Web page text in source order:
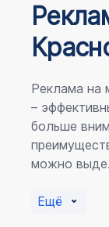
Реклама на
–
больше
можно
Ещё